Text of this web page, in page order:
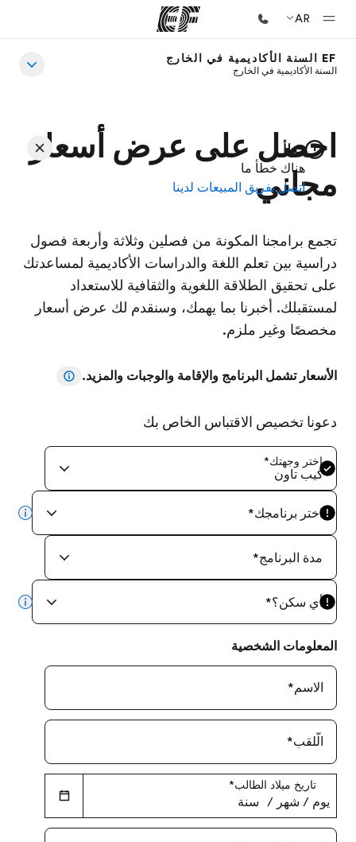
AR
الصفحة الرئيسية
برامج
شاهد كل ما نقوم به
مكاتب
نبذة عنا
من نحن
وظائف
إنضم إلى الفريق
EF السنة الأكاديمية في الخارج
السنة الأكاديمية في الخارج
احصل على عرض أسعار
مجاني
تجمع برامجنا المكونة من فصلين وثلاثة وأربعة فصول
دراسية بين تعلم اللغة والدراسات الأكاديمية لمساعدتك
على تحقيق الطلاقة اللغوية والثقافية للاستعداد
لمستقبلك. أخبرنا بما يهمك، وسنقدم لك عرض أسعار
مخصصًا وغير ملزم.
الأسعار تشمل البرنامج والإقامة والوجبات والمزيد.
دعونا تخصيص الاقتباس الخاص بك
اختر وجهتك*
كيب تاون
اختر برنامجك*
مدة البرنامج*
أي سكن؟*
المعلومات الشخصية
الاسم*
الّلقب*
تاريخ ميلاد الطالب*
يوم ‏/ شهر ‏/ سنة
خطأ
هناك خطأ ما
اتصل بفريق المبيعات لدينا